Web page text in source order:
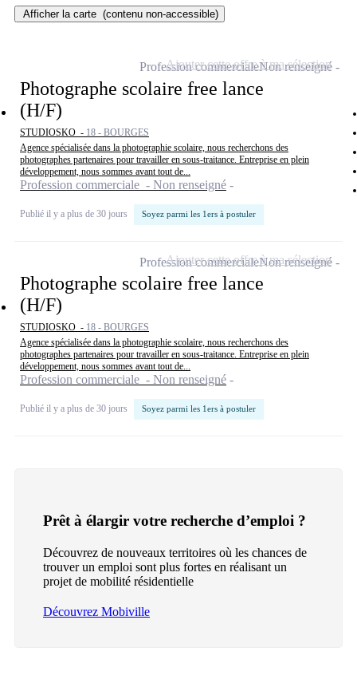
Afficher la carte (contenu non-accessible)
Photographe scolaire free lance
(H/F)
STUDIOSKO - 18 - BOURGES
Agence spécialisée dans la photographie scolaire, nous recherchons des
photographes partenaires pour travailler en sous-traitance. Entreprise en plein
développement, nous sommes avant tout de...
Profession commerciale - Non renseigné
Publié il y a plus de 30 jours Soyez parmi les 1ers à postuler
Profession commercialeNon renseigné
Ajouter cette offre à ma sélection
Photographe scolaire free lance
(H/F)
STUDIOSKO - 18 - BOURGES
Agence spécialisée dans la photographie scolaire, nous recherchons des
photographes partenaires pour travailler en sous-traitance. Entreprise en plein
développement, nous sommes avant tout de...
Profession commerciale - Non renseigné
Publié il y a plus de 30 jours Soyez parmi les 1ers à postuler
Profession commercialeNon renseigné
Ajouter cette offre à ma sélection
Prêt à élargir votre recherche d’emploi ?
Découvrez de nouveaux territoires où les chances de
trouver un emploi sont plus fortes en réalisant un
projet de mobilité résidentielle
Découvrez Mobiville